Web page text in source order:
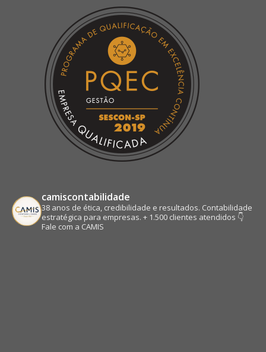
window
new
window
new
window
camiscontabilidade
38 anos de ética, credibilidade e resultados. Contabilidade
estratégica para empresas. + 1.500 clientes atendidos 👇
Fale com a CAMIS